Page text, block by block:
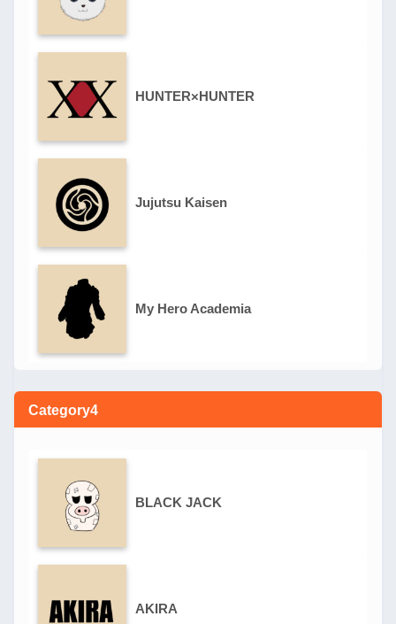
HUNTER×HUNTER
Jujutsu Kaisen
My Hero Academia
Category4
BLACK JACK
AKIRA